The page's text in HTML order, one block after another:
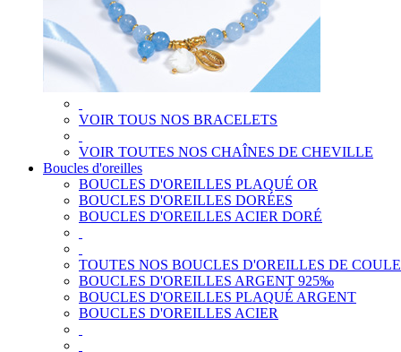
VOIR TOUS NOS BRACELETS
VOIR TOUTES NOS CHAÎNES DE CHEVILLE
Boucles d'oreilles
BOUCLES D'OREILLES PLAQUÉ OR
BOUCLES D'OREILLES DORÉES
BOUCLES D'OREILLES ACIER DORÉ
TOUTES NOS BOUCLES D'OREILLES DE
BOUCLES D'OREILLES ARGENT 925‰
BOUCLES D'OREILLES PLAQUÉ ARGENT
BOUCLES D'OREILLES ACIER